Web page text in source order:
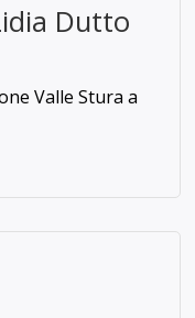
Dutto
Valle Stura a